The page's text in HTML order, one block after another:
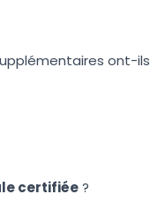
ont-ils
certifiée?